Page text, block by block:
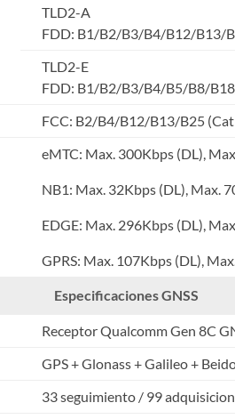
TLD2-A
FDD: B1/B2/B3/B4/B12/B13/
TLD2-E
FDD: B1/B2/B3/B4/B5/B8/
FCC: B2/B4/B12/B13/B25
eMTC: Max. 300Kbps (DL),
NB1: Max. 32Kbps (DL), Max.
EDGE: Max. 296Kbps (DL),
GPRS: Max. 107Kbps (DL),
Especificaciones GNSS
Receptor Qualcomm Gen 8C
GPS + Glonass + Galileo +
33 seguimiento / 99